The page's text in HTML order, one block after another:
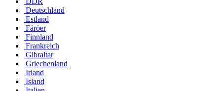
Deutschland
Estland
Färöer
Finnland
Frankreich
Gibraltar
Griechenland
Irland
Island